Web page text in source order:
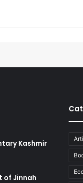
Kashmir
of Jinnah